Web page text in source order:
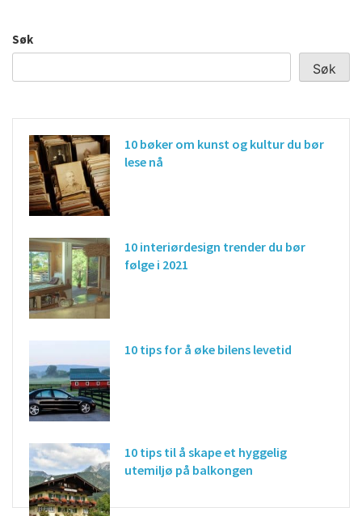
Søk
Søk
10 bøker om kunst og kultur du bør
lese nå
10 interiørdesign trender du bør
følge i 2021
10 tips for å øke bilens levetid
10 tips til å skape et hyggelig
utemiljø på balkongen